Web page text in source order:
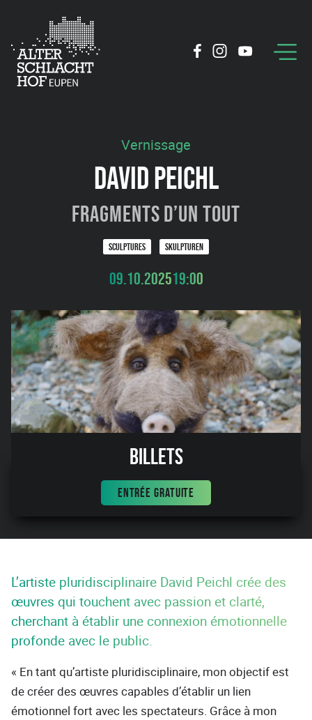
Vernissage
DAVID PEICHL
Fragments d’un tout
SCULPTURES SKULPTUREN
09.10.202519:00
Billets
ENTRÉE GRATUITE
L’artiste pluridisciplinaire David Peichl crée des
œuvres qui touchent avec passion et clarté,
cherchant à établir une connexion émotionnelle
profonde avec le public.
« En tant qu’artiste pluridisciplinaire, mon objectif est
de créer des œuvres capables d’établir un lien
émotionnel fort avec les spectateurs. Grâce à mon